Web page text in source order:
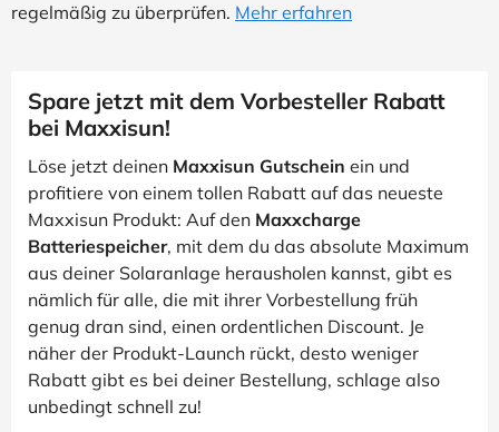
regelmäßig zu überprüfen. Mehr erfahren
Spare jetzt mit dem Vorbesteller Rabatt
bei Maxxisun!
Löse jetzt deinen Maxxisun Gutschein ein und
profitiere von einem tollen Rabatt auf das neueste
Maxxisun Produkt: Auf den Maxxcharge
Batteriespeicher, mit dem du das absolute Maximum
aus deiner Solaranlage herausholen kannst, gibt es
nämlich für alle, die mit ihrer Vorbestellung früh
genug dran sind, einen ordentlichen Discount. Je
näher der Produkt-Launch rückt, desto weniger
Rabatt gibt es bei deiner Bestellung, schlage also
unbedingt schnell zu!